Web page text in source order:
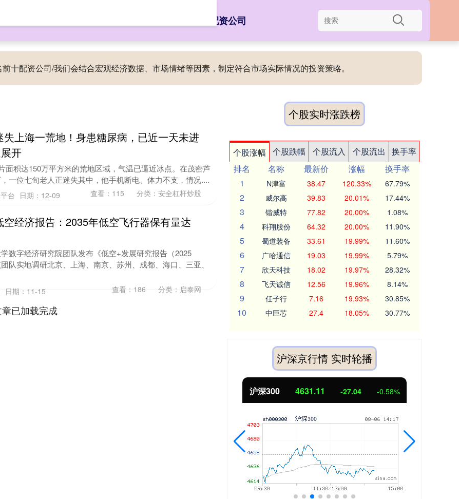
全国排名前十配资公司
十配资公司/我们会结合宏观经济数据、市场情绪等因素，制定符合市场实际情况的投资策略。
上海一荒地！身患糖尿病，已近一天未进
开
面积达150万平方米的荒地区域，气温已逼近冰点。在茂密芦
一位七旬老人正迷失其中，他手机断电、体力不支，情况....
台 日期：12-09 查看： 115 分类： 安全杠杆炒股
经济报告：2035年低空飞行器保有量达
数字经济研究院团队发布《低空+发展研究报告（2025
队实地调研北京、上海、南京、苏州、成都、海口、三亚、
日期：11-15 查看： 186 分类： 启泰网
已加载完成
个股实时涨跌榜
个股涨幅 个股跌幅 个股流入 个股流出
换手率
排名
名称 最新价 涨幅
换手率
1
N津富 38.47 120.33% 67.79%
2 威尔高 39.83 20.01% 17.44%
3 锴威特 77.82 20.00% 1.08%
4 科翔股份 64.32 20.00% 11.90%
5 蜀道装备 33.61 19.99% 11.60%
6 广哈通信 19.03 19.99% 5.79%
7 欣天科技 18.02 19.97% 28.32%
8 飞天诚信 12.56 19.96% 8.14%
9 任子行 7.16 19.93% 30.85%
10 中巨芯 27.4 18.05% 30.77%
沪深京行情 实时轮播
沪深300 4631.11 -27.04 -0.58%